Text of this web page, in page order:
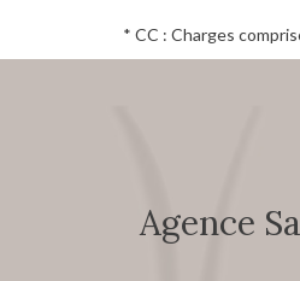
* CC : Charges
Agence